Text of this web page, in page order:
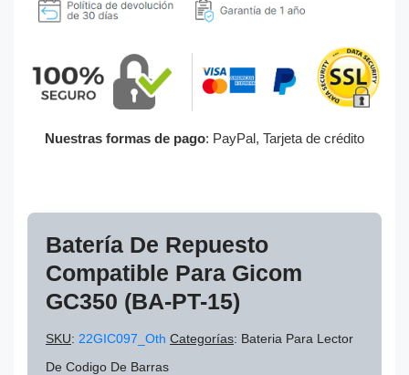
Nuestras formas de pago: PayPal, Tarjeta de crédito
Batería De Repuesto
Compatible Para Gicom
GC350 (BA-PT-15)
SKU: 22GIC097_Oth Categorías: Bateria Para Lector
De Codigo De Barras